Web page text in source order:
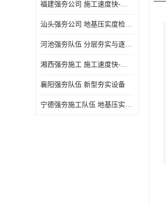
福建强夯公司 施工速度快-施耐用性强
汕头强夯公司 地基压实度检测方法与标准
河池强夯队伍 分层夯实与逐层检测技术
湘西强夯施工 施工速度快-施耐用性强
襄阳强夯队伍 新型夯实设备
宁德强夯施工队伍 地基压实度检测方法与标准